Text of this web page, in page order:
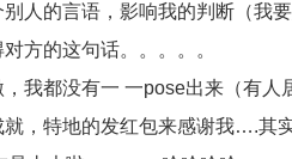
人的言语，影响我的判断（我
方的这句话。。。。。
我都没有一 一pose出来（有人
，特地的发红包来感谢我….其